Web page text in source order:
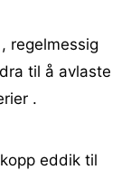
regelmessig
til å avlaste
.
eddik til